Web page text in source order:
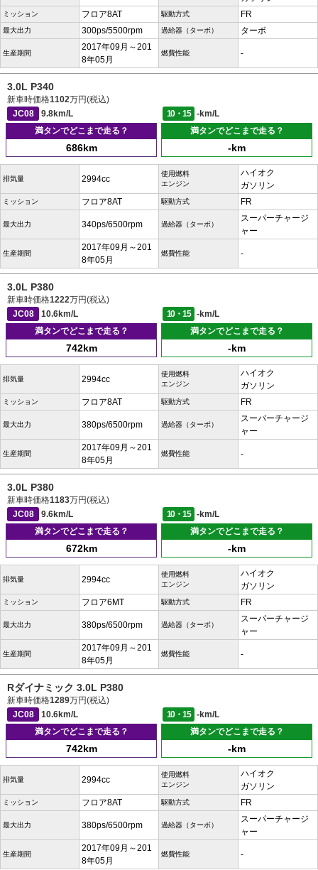
ミッション フロア8AT 駆動方式 FR
最大出力 300ps/5500rpm 過給器（ターボ） ターボ
生産期間
2017年09月～201
8年05月
燃費性能 -
3.0L P340
新車時価格1102万円(税込)
JC08
9.8km/L 10・15
-km/L
満タンでどこまで走る？
686km
満タンでどこまで走る？
-km
排気量 2994cc
使用燃料
エンジン
ハイオク
ガソリン
ミッション フロア8AT 駆動方式 FR
最大出力 340ps/6500rpm 過給器（ターボ）
スーパーチャージ
ャー
生産期間
2017年09月～201
8年05月
燃費性能 -
3.0L P380
新車時価格1222万円(税込)
JC08
10.6km/L 10・15
-km/L
満タンでどこまで走る？
742km
満タンでどこまで走る？
-km
排気量 2994cc
使用燃料
エンジン
ハイオク
ガソリン
ミッション フロア8AT 駆動方式 FR
最大出力 380ps/6500rpm 過給器（ターボ）
スーパーチャージ
ャー
生産期間
2017年09月～201
8年05月
燃費性能 -
3.0L P380
新車時価格1183万円(税込)
JC08
9.6km/L 10・15
-km/L
満タンでどこまで走る？
672km
満タンでどこまで走る？
-km
排気量 2994cc
使用燃料
エンジン
ハイオク
ガソリン
ミッション フロア6MT 駆動方式 FR
最大出力 380ps/6500rpm 過給器（ターボ）
スーパーチャージ
ャー
生産期間
2017年09月～201
8年05月
燃費性能 -
Rダイナミック 3.0L P380
新車時価格1289万円(税込)
JC08
10.6km/L 10・15
-km/L
満タンでどこまで走る？
742km
満タンでどこまで走る？
-km
排気量 2994cc
使用燃料
エンジン
ハイオク
ガソリン
ミッション フロア8AT 駆動方式 FR
最大出力 380ps/6500rpm 過給器（ターボ）
スーパーチャージ
ャー
生産期間
2017年09月～201
8年05月
燃費性能 -